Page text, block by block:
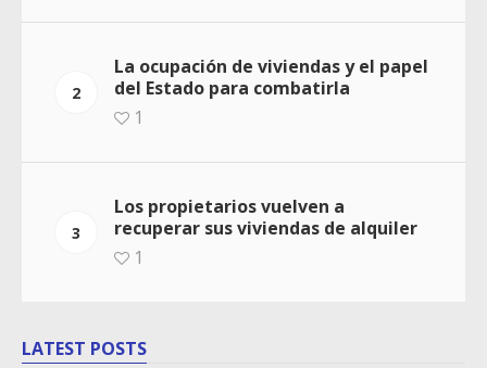
2
La ocupación de viviendas y el papel
del Estado para combatirla
1
3
Los propietarios vuelven a
recuperar sus viviendas de alquiler
1
LATEST POSTS